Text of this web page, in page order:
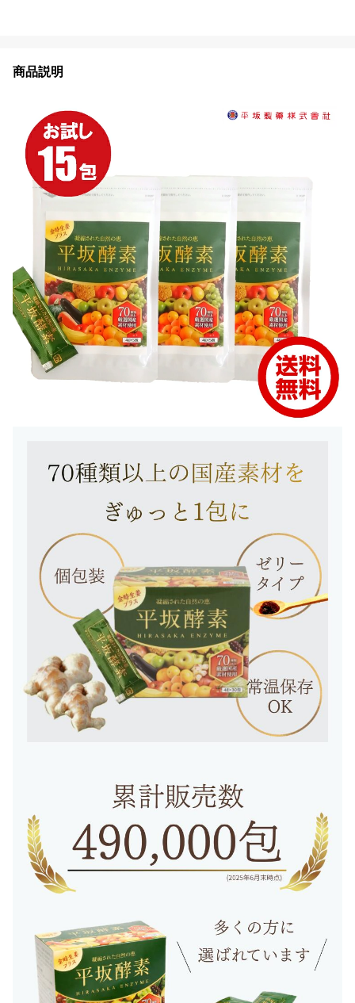
商品説明